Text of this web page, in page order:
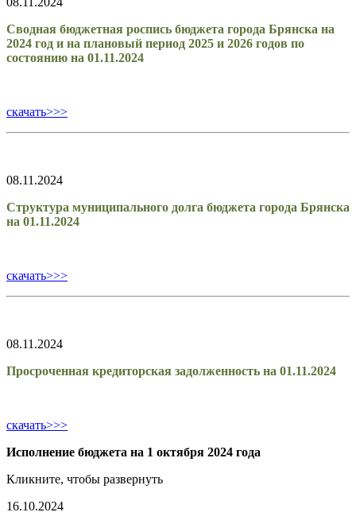
Сводная бюджетная роспись бюджета города Брянска на
2024 год и на плановый период 2025 и 2026 годов по
состоянию на 01.11.2024
скачать>>>
08.11.2024
Структура муниципального долга бюджета города Брянска
на 01.11.2024
скачать>>>
08.11.2024
Просроченная кредиторская задолженность на 01.11.2024
скачать>>>
Исполнение бюджета на 1 октября 2024 года
Кликните, чтобы развернуть
16.10.2024